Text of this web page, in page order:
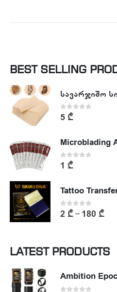
BEST SELLING
0out of 5
5 ₾
0 out of 5
1 ₾
0out of 5
2 ₾– 180 ₾
LATEST PRODUCTS
Ambition